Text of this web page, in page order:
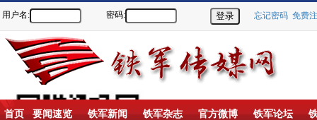
用户名: 密码: 忘记密码 免费
首页 要闻速览 铁军新闻 铁军杂志 官方微博 铁军论坛